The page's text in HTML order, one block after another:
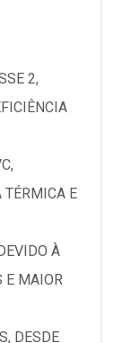
2,
TÉRMICA E
À
E MAIOR
DESDE